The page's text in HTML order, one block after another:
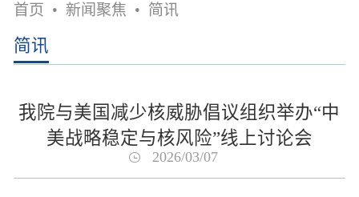
首页 • 新闻聚焦 • 简讯
简讯
我院与美国减少核威胁倡议组织举办“中
美战略稳定与核风险”线上讨论会
2026/03/07